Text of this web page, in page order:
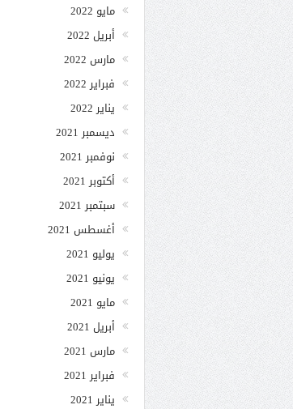
مايو 2022
أبريل 2022
مارس 2022
فبراير 2022
يناير 2022
ديسمبر 2021
نوفمبر 2021
أكتوبر 2021
سبتمبر 2021
أغسطس 2021
يوليو 2021
يونيو 2021
مايو 2021
أبريل 2021
مارس 2021
فبراير 2021
يناير 2021